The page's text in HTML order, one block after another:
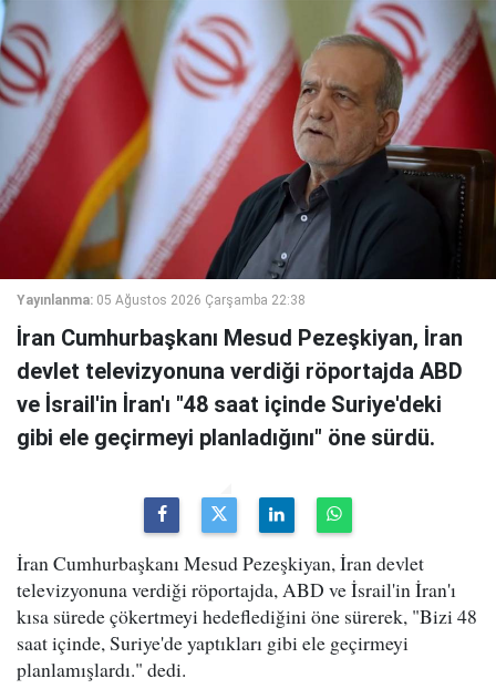
Yayınlanma: 05 Ağustos 2026 Çarşamba 22:38
İran Cumhurbaşkanı Mesud Pezeşkiyan, İran
devlet televizyonuna verdiği röportajda ABD
ve İsrail'in İran'ı "48 saat içinde Suriye'deki
gibi ele geçirmeyi planladığını" öne sürdü.
İran Cumhurbaşkanı Mesud Pezeşkiyan, İran devlet
televizyonuna verdiği röportajda, ABD ve İsrail'in İran'ı
kısa sürede çökertmeyi hedeflediğini öne sürerek, "Bizi 48
saat içinde, Suriye'de yaptıkları gibi ele geçirmeyi
planlamışlardı." dedi.